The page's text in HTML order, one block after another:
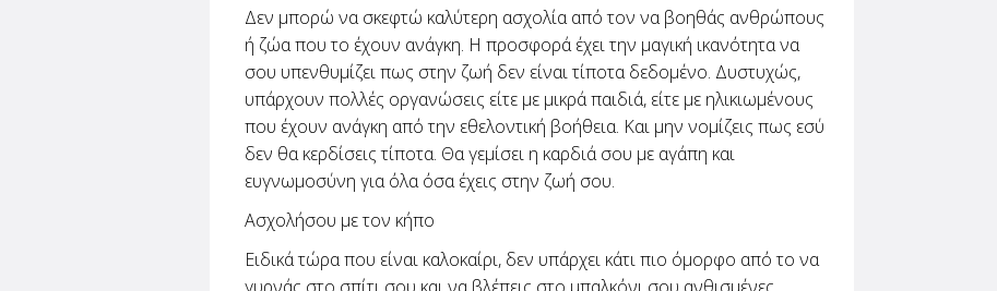
Δεν μπορώ να σκεφτώ καλύτερη ασχολία από τον να βοηθάς ανθρώπους
ή ζώα που το έχουν ανάγκη. Η προσφορά έχει την μαγική ικανότητα να
σου υπενθυμίζει πως στην ζωή δεν είναι τίποτα δεδομένο. Δυστυχώς,
υπάρχουν πολλές οργανώσεις είτε με μικρά παιδιά, είτε με ηλικιωμένους
που έχουν ανάγκη από την εθελοντική βοήθεια. Και μην νομίζεις πως εσύ
δεν θα κερδίσεις τίποτα. Θα γεμίσει η καρδιά σου με αγάπη και
ευγνωμοσύνη για όλα όσα έχεις στην ζωή σου.
Ασχολήσου με τον κήπο
Ειδικά τώρα που είναι καλοκαίρι, δεν υπάρχει κάτι πιο όμορφο από το να